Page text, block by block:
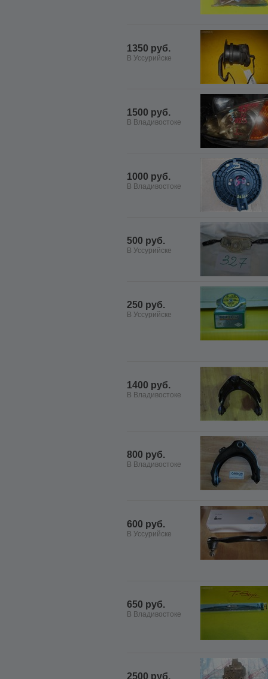
1350 руб.
В Уссурийске
1500 руб.
В Владивостоке
1000 руб.
В Владивостоке
500 руб.
В Уссурийске
250 руб.
В Уссурийске
1400 руб.
В Владивостоке
800 руб.
В Владивостоке
600 руб.
В Уссурийске
650 руб.
В Владивостоке
2500 руб.